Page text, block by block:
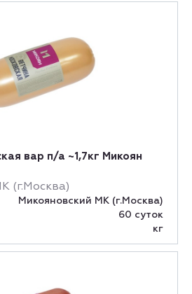
вар п/а ~1,7кг Микоян
(г.Москва)
Микояновский МК (г.Москва)
60 суток
кг